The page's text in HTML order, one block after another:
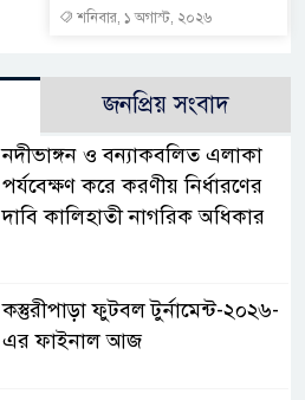
শনিবার, ১ অগাস্ট, ২০২৬
জনপ্রিয় সংবাদ
নদীভাঙ্গন ও বন্যাকবলিত এলাকা
পর্যবেক্ষণ করে করণীয় নির্ধারণের
দাবি কালিহাতী নাগরিক অধিকার
কস্তুরীপাড়া ফুটবল টুর্নামেন্ট-২০২৬-
এর ফাইনাল আজ